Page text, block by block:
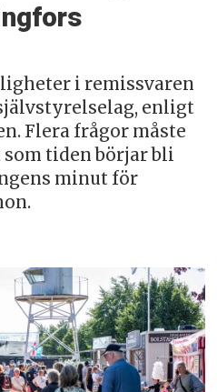
i remissvaren
enligt
Flera frågor måste
tiden börjar bli
minut för